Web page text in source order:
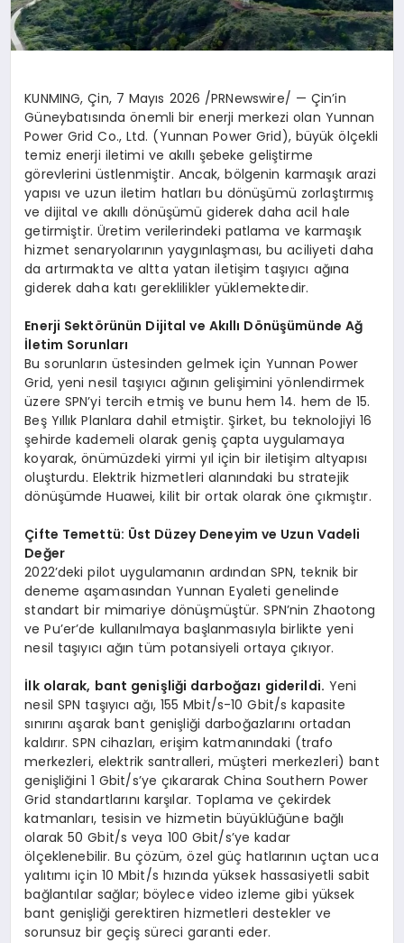
KUNMING, Çin, 7 Mayıs 2026 /PRNewswire/ — Çin’in
Güneybatısında önemli bir enerji merkezi olan Yunnan
Power Grid Co., Ltd. (Yunnan Power Grid), büyük ölçekli
temiz enerji iletimi ve akıllı şebeke geliştirme
görevlerini üstlenmiştir. Ancak, bölgenin karmaşık arazi
yapısı ve uzun iletim hatları bu dönüşümü zorlaştırmış
ve dijital ve akıllı dönüşümü giderek daha acil hale
getirmiştir. Üretim verilerindeki patlama ve karmaşık
hizmet senaryolarının yaygınlaşması, bu aciliyeti daha
da artırmakta ve altta yatan iletişim taşıyıcı ağına
giderek daha katı gereklilikler yüklemektedir.
Enerji Sektörünün Dijital ve Akıllı Dönüşümünde Ağ
İletim Sorunları
Bu sorunların üstesinden gelmek için Yunnan Power
Grid, yeni nesil taşıyıcı ağının gelişimini yönlendirmek
üzere SPN’yi tercih etmiş ve bunu hem 14. hem de 15.
Beş Yıllık Planlara dahil etmiştir. Şirket, bu teknolojiyi 16
şehirde kademeli olarak geniş çapta uygulamaya
koyarak, önümüzdeki yirmi yıl için bir iletişim altyapısı
oluşturdu. Elektrik hizmetleri alanındaki bu stratejik
dönüşümde Huawei, kilit bir ortak olarak öne çıkmıştır.
Çifte Temettü: Üst Düzey Deneyim ve Uzun Vadeli
Değer
2022’deki pilot uygulamanın ardından SPN, teknik bir
deneme aşamasından Yunnan Eyaleti genelinde
standart bir mimariye dönüşmüştür. SPN’nin Zhaotong
ve Pu’er’de kullanılmaya başlanmasıyla birlikte yeni
nesil taşıyıcı ağın tüm potansiyeli ortaya çıkıyor.
İlk olarak, bant genişliği darboğazı giderildi. Yeni
nesil SPN taşıyıcı ağı, 155 Mbit/s-10 Gbit/s kapasite
sınırını aşarak bant genişliği darboğazlarını ortadan
kaldırır. SPN cihazları, erişim katmanındaki (trafo
merkezleri, elektrik santralleri, müşteri merkezleri) bant
genişliğini 1 Gbit/s’ye çıkararak China Southern Power
Grid standartlarını karşılar. Toplama ve çekirdek
katmanları, tesisin ve hizmetin büyüklüğüne bağlı
olarak 50 Gbit/s veya 100 Gbit/s’ye kadar
ölçeklenebilir. Bu çözüm, özel güç hatlarının uçtan uca
yalıtımı için 10 Mbit/s hızında yüksek hassasiyetli sabit
bağlantılar sağlar; böylece video izleme gibi yüksek
bant genişliği gerektiren hizmetleri destekler ve
sorunsuz bir geçiş süreci garanti eder.